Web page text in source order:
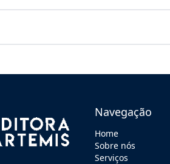
Navegação
Home
Sobre nós
Serviços